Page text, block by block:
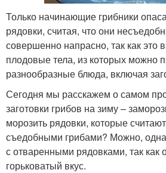
Только начинающие грибники
рядовки, считая, что они
совершенно напрасно, так как это
плодовые тела, из которых можно
разнообразные блюда, включая
Сегодня мы расскажем о самом
заготовки грибов на зиму –
морозить рядовки, которые
съедобными грибами? Можно,
с отваренными рядовками, так как
горьковатый вкус.